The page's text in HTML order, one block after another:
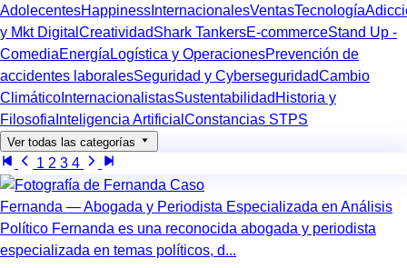
AdolecentesHappiness InternacionalesVentasTecnología
y Mkt Digital CreatividadShark TankersE-commerceStand Up -
ComediaEnergía Logística y OperacionesPrevención de
accidentes laboralesSeguridad y CyberseguridadCambio
Climático InternacionalistasSustentabilidad Historia y
Filosofia Inteligencia Artificial Constancias STPS
Ver todas las categorías
1 2 3 4
Fernanda — Abogada y Periodista Especializada en Análisis
Político Fernanda es una reconocida abogada y periodista
especializada en temas políticos, d...